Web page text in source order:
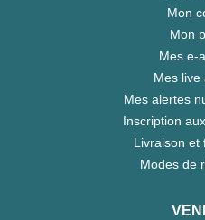
Mon
Mon
Mes e-
Mes live
Mes alertes
Inscription
Livraison et
Modes de